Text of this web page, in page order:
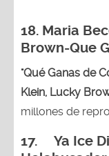
18. Maria
Brown-Que
"Qué Ganas de
Klein, Lucky
millones de
17. Ya Ice